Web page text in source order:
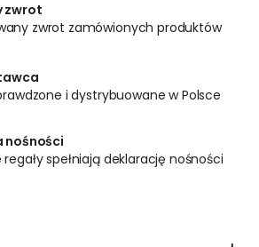
zwrot
zwrot zamówionych produktów
i dystrybuowane w Polsce
nośności
spełniają deklarację nośności